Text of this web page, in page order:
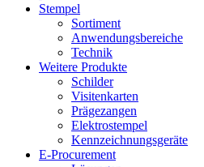
Stempel
Sortiment
Anwendungsbereiche
Technik
Weitere Produkte
Schilder
Visitenkarten
Prägezangen
Elektrostempel
Kennzeichnungsgeräte
E-Procurement